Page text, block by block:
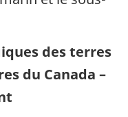
des terres
du Canada –